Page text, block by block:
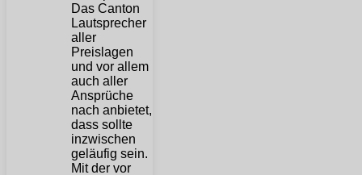
Das Canton
Lautsprecher
aller
Preislagen
und vor allem
auch aller
Ansprüche
nach anbietet,
dass sollte
inzwischen
geläufig sein.
Mit der vor